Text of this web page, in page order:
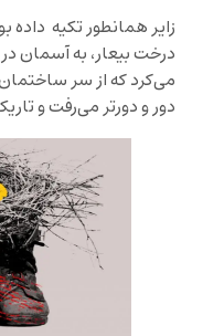
زایر همانطور تکیه
درخت بیعار، به آسمان
می‌کرد که از سر
دور و دورتر می‌رفت و